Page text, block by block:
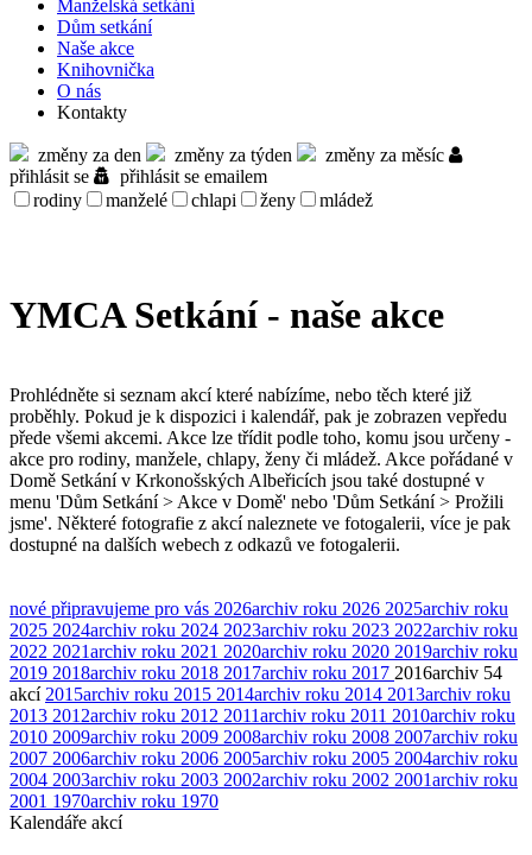
Manželská setkání
Dům setkání
Naše akce
Knihov­nička
O nás
Kontakty
změny za den změny za týden
změny za měsíc
přihlásit se
přihlásit se emailem
rodiny
manželé chlapi ženy mládež
YMCA Setkání - naše akce
Prohlédněte si seznam akcí které nabízíme, nebo těch které již
proběhly. Pokud je k dispozici i kalendář, pak je zobrazen vepředu
přede všemi akcemi. Akce lze třídit podle toho, komu jsou určeny -
akce pro rodiny, manžele, chlapy, ženy či mládež. Akce pořádané v
Domě Setkání v Krkonošských Albeřicích jsou také dostupné v
menu 'Dům Setkání > Akce v Domě' nebo 'Dům Setkání > Prožili
jsme'. Některé fotografie z akcí naleznete ve fotogalerii, více je pak
dostupné na dalších webech z odkazů ve fotogalerii.
nové připravujeme pro vás 2026archiv roku 2026 2025archiv roku
2025 2024archiv roku 2024 2023archiv roku 2023 2022archiv roku
2022 2021archiv roku 2021 2020archiv roku 2020 2019archiv roku
2019 2018archiv roku 2018 2017archiv roku 2017 2016archiv 54
akcí 2015archiv roku 2015 2014archiv roku 2014 2013archiv roku
2013 2012archiv roku 2012 2011archiv roku 2011 2010archiv roku
2010 2009archiv roku 2009 2008archiv roku 2008 2007archiv roku
2007 2006archiv roku 2006 2005archiv roku 2005 2004archiv roku
2004 2003archiv roku 2003 2002archiv roku 2002 2001archiv roku
2001 1970archiv roku 1970
Kalendáře akcí